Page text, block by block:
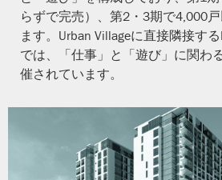
らずで完売）、第2・3期で4,000
ます。Urban Villageに直接隣接す
では、「仕事」と「遊び」に関わ
催されています。